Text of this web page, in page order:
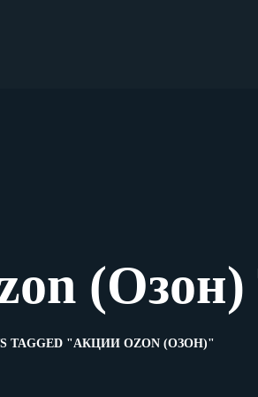
(Озон)
TAGGED "АКЦИИ OZON (ОЗОН)"